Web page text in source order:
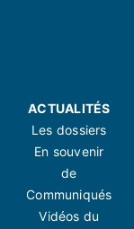
ACTUALITÉS
Les dossiers
En souvenir
de
Communiqués
Vidéos du